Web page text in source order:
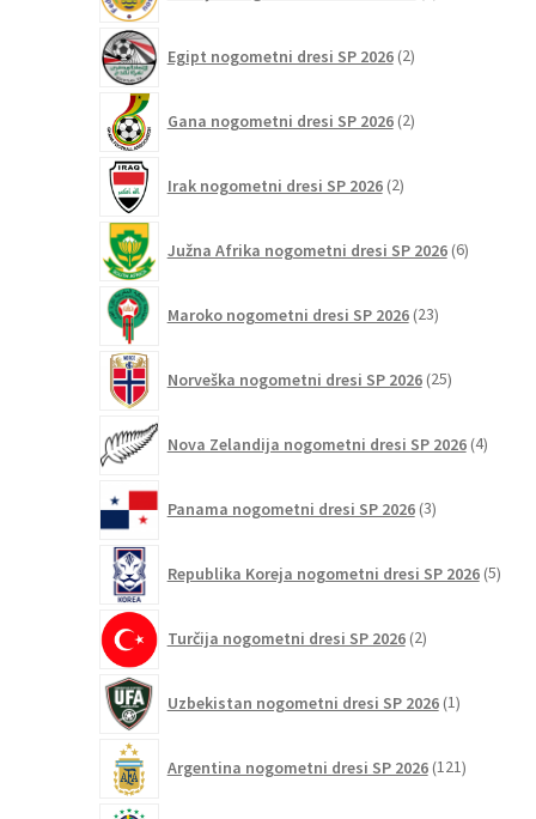
Egipt nogometni dresi SP 2026 2izdelka
Gana nogometni dresi SP 2026 2izdelka
Irak nogometni dresi SP 2026 2izdelka
Južna Afrika nogometni dresi SP 2026 6izdelkov
Maroko nogometni dresi SP 2026 23izdelkov
Norveška nogometni dresi SP 2026 25izdelkov
Nova Zelandija nogometni dresi SP 2026 4izdelki
Panama nogometni dresi SP 2026 3izdelki
Republika Koreja nogometni dresi SP 2026 5
Turčija nogometni dresi SP 2026 2izdelka
Uzbekistan nogometni dresi SP 2026 1izdelek
Argentina nogometni dresi SP 2026 121izdelkov